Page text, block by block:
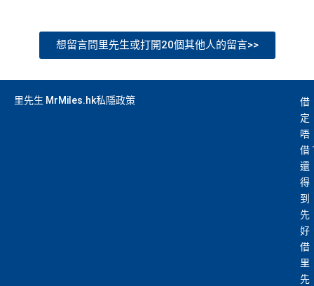
想留言問里先生或打開20個其他人的留言>>
里先生 MrMiles.hk私隱政策
借
定
唔
借
還
得
到
先
好
借
里
先